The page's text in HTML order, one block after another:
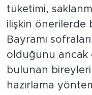
tüketimi,
ilişkin önerilerde
Bayramı
olduğunu ancak
bulunan
hazırlama